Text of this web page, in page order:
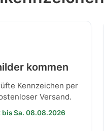
kommen
Kennzeichen per
Versand.
bis Sa. 08.08.2026